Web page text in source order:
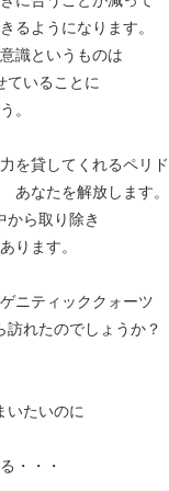
るようになります。
識というものは
ていることに
。
を貸してくれるペリ
なたを解放します。
から取り除き
ります。
ニティッククォーツ
れたのでしょうか？
いたいのに
・・・